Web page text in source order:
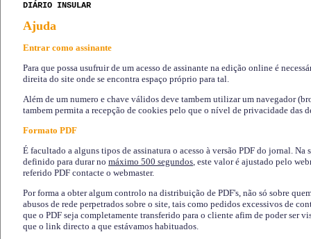
DIÁRIO INSULAR
Ajuda
Entrar como assinante
Para que possa usufruir de um acesso de assinante na edição online é
direita do site onde se encontra espaço próprio para tal.
Além de um numero e chave válidos deve tambem utilizar um navegador
tambem permita a recepção de cookies pelo que o nível de privacidade das
Formato PDF
É facultado a alguns tipos de assinatura o acesso à versão PDF do jornal. Na
definido para durar no máximo 500 segundos, este valor é ajustado pelo
referido PDF contacte o webmaster.
Por forma a obter algum controlo na distribuição de PDF's, não só sobre
abusos de rede perpetrados sobre o site, tais como pedidos excessivos de
que o PDF seja completamente transferido para o cliente afim de poder ser
que o link directo a que estávamos habituados.